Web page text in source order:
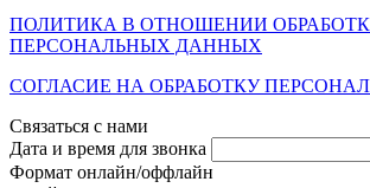
ПОЛИТИКА В ОТНОШЕНИИ
ПЕРСОНАЛЬНЫХ ДАННЫХ
СОГЛАСИЕ НА ОБРАБОТКУ
Связаться с нами
Дата и время для звонка
Формат онлайн/оффлайн